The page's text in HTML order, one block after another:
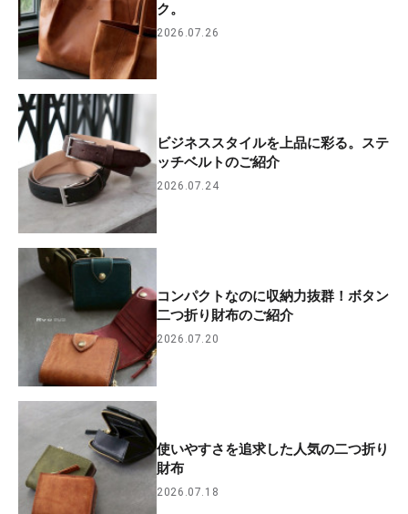
ク。
2026.07.26
ビジネススタイルを上品に彩る。ステ
ッチベルトのご紹介
2026.07.24
コンパクトなのに収納力抜群！ボタン
二つ折り財布のご紹介
2026.07.20
使いやすさを追求した人気の二つ折り
財布
2026.07.18